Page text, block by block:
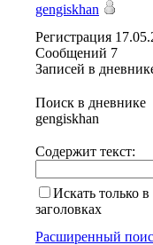
gengiskhan
Регистрация
Сообщений 7
Записей в
Поиск в дневнике
gengiskhan
Содержит текст:
Искать только в
заголовках
Расширенный